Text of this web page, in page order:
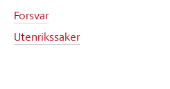
Forsvar
Utenrikssaker